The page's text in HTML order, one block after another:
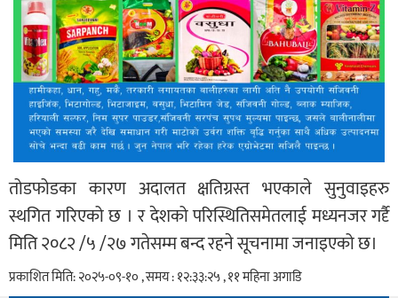
तोडफोडका कारण अदालत क्षतिग्रस्त भएकाले सुनुवाइहरु
स्थगित गरिएको छ । र देशको परिस्थितिसमेतलाई मध्यनजर गर्दृै
मिति २०८२ /५ /२७ गतेसम्म बन्द रहने सूचनामा जनाइएको छ।
प्रकाशित मिति: २०२५-०९-१० , समय : १२:३३:२५ , ११ महिना अगाडि